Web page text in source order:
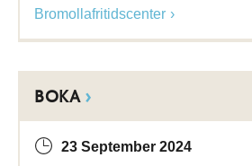
Bromollafritidscenter
BOKA
23 September 2024